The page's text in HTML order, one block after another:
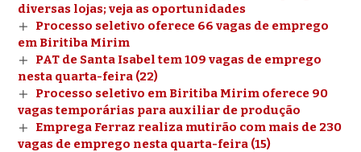
diversas lojas; veja as oportunidades
Processo seletivo oferece 66 vagas de emprego
em Biritiba Mirim
PAT de Santa Isabel tem 109 vagas de emprego
nesta quarta-feira (22)
Processo seletivo em Biritiba Mirim oferece 90
vagas temporárias para auxiliar de produção
Emprega Ferraz realiza mutirão com mais de 230
vagas de emprego nesta quarta-feira (15)